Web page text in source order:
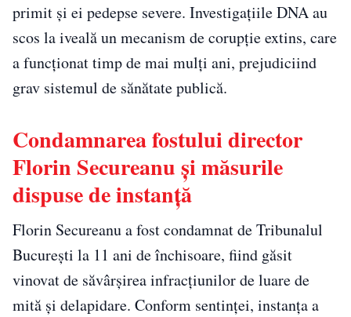
primit și ei pedepse severe. Investigațiile DNA au
scos la iveală un mecanism de corupție extins, care
a funcționat timp de mai mulți ani, prejudiciind
grav sistemul de sănătate publică.
Condamnarea fostului director
Florin Secureanu și măsurile
dispuse de instanță
Florin Secureanu a fost condamnat de Tribunalul
București la 11 ani de închisoare, fiind găsit
vinovat de săvârșirea infracțiunilor de luare de
mită și delapidare. Conform sentinței, instanța a